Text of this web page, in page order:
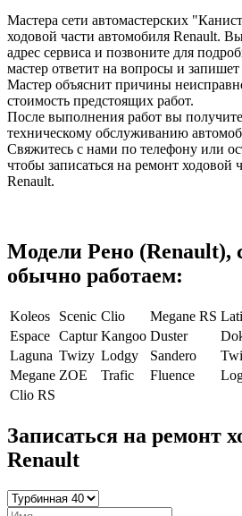
Мастера сети автомастерских
ходовой части автомобиля Renault.
адрес сервиса и позвоните для
мастер ответит на вопросы и
Мастер объяснит причины
стоимость предстоящих работ.
После выполнения работ вы
техническому обслуживанию
Свяжитесь с нами по телефону или
чтобы записаться на ремонт ходовой
Renault.
Модели Рено
обычно работаем:
Koleos Scenic Clio Megane RS
Espace Captur Kangoo Duster
Laguna Twizy Lodgy Sandero
Megane ZOE Trafic Fluence
Clio RS
Записаться на ремонт
Renault